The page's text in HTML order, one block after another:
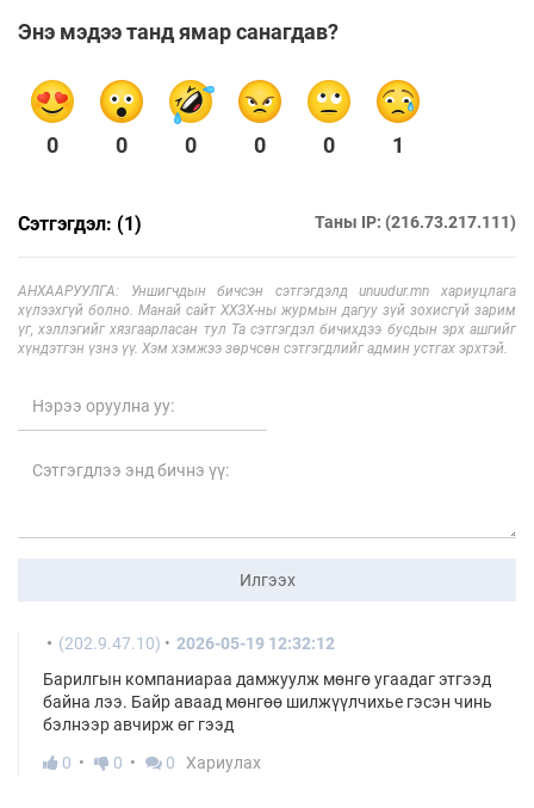
Энэ мэдээ танд ямар санагдав?
0 0 0 0 0 1
Сэтгэгдэл: (1) Таны IP: (216.73.217.111)
АНХААРУУЛГА: Уншигчдын бичсэн сэтгэгдэлд unuudur.mn хариуцлага
хүлээхгүй болно. Манай сайт ХХЗХ-ны журмын дагуу зүй зохисгүй зарим
үг, хэллэгийг хязгаарласан тул Та сэтгэгдэл бичихдээ бусдын эрх ашгийг
хүндэтгэн үзнэ үү. Хэм хэмжээ зөрчсөн сэтгэгдлийг админ устгах эрхтэй.
Илгээх
(202.9.47.10)
2026-05-19 12:32:12
Барилгын компаниараа дамжуулж мөнгө угаадаг этгээд
байна лээ. Байр аваад мөнгөө шилжүүлчихье гэсэн чинь
бэлнээр авчирж өг гээд
0
0 0 Хариулах